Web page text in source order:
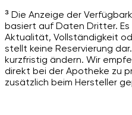
³ Die Anzeige der
basiert auf Daten Dritter.
Aktualität, Vollständigkeit
stellt keine Reservierung
kurzfristig ändern. Wir
direkt bei der Apotheke zu
zusätzlich beim Hersteller